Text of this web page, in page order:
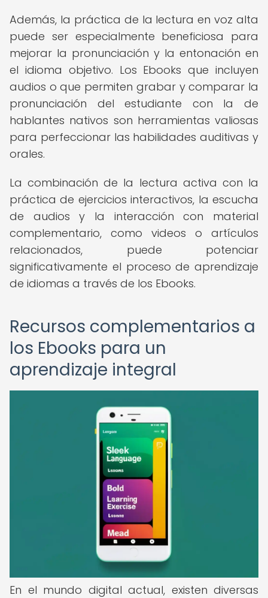
Además, la práctica de la lectura en voz alta
puede ser especialmente beneficiosa para
mejorar la pronunciación y la entonación en
el idioma objetivo. Los Ebooks que incluyen
audios o que permiten grabar y comparar la
pronunciación del estudiante con la de
hablantes nativos son herramientas valiosas
para perfeccionar las habilidades auditivas y
orales.
La combinación de la lectura activa con la
práctica de ejercicios interactivos, la escucha
de audios y la interacción con material
complementario, como videos o artículos
relacionados, puede potenciar
significativamente el proceso de aprendizaje
de idiomas a través de los Ebooks.
Recursos complementarios a
los Ebooks para un
aprendizaje integral
En el mundo digital actual, existen diversas